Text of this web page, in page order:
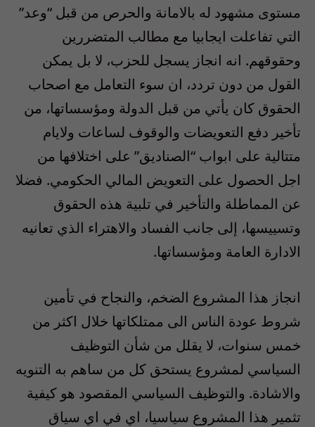
مستوى مشهود له بالامانة والحرص من قبل “وعد”
التي تفاعلت ايجابيا مع مطالب المتضررين
وحقوقهم. انه انجاز يسجل للحزب، لا بل يمكن
القول من دون تردد، ان سوء التعامل مع اصحاب
الحقوق كان يأتي من قبل الدولة ومؤسساتها، من
تأخير دفع التعويضات والوقوف لساعات ولايام
متتالية على ابواب “الصناديق” على اختلافها من
اجل الحصول على التعويض المالي الحكومي. فضلا
عن المماطلة والتأخير في تلبية هذه الحقوق
وتسييسها، إلى جانب الفساد والاهتراء الذي تعانيه
الادارة العامة ومؤسساتها.
انجاز هذا المشروع الضخم، والنجاح في تأمين
شروط عودة الناس الى ممتلكاتها خلال اكثر من
خمس سنوات، لا يقلل من شأن التوظيف
السياسي لمشروع يستحق كل من ساهم به التنويه
والاشادة. والتوظيف السياسي المقصود هو كيفية
تثمير هذا المشروع سياسيا، اي في اي سياق